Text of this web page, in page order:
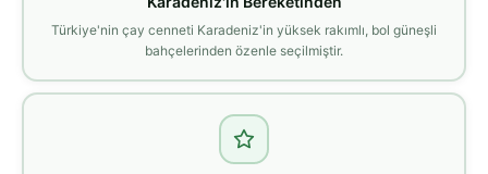
Türkiye'nin çay cenneti Karadeniz'in yüksek rakımlı, bol güneşli
bahçelerinden özenle seçilmiştir.